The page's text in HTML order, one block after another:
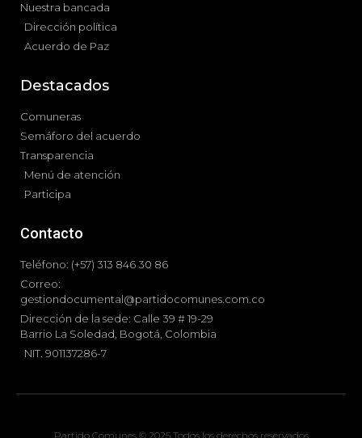
Nuestra bancada
Dirección política
Acuerdo de Paz
Destacados
Comuneras
Semáforo del acuerdo
Transparencia
Menú de atención
Participa
Contacto
Teléfono: (+57) 313 846 30 86
Correo:
gestiondocumental@partidocomunes.com.co
Dirección de la sede: Calle 39 # 19-29
Barrio La Soledad, Bogotá, Colombia
NIT. 901137286-7
Partido Comunes © 2025 Todos los derechos reservados